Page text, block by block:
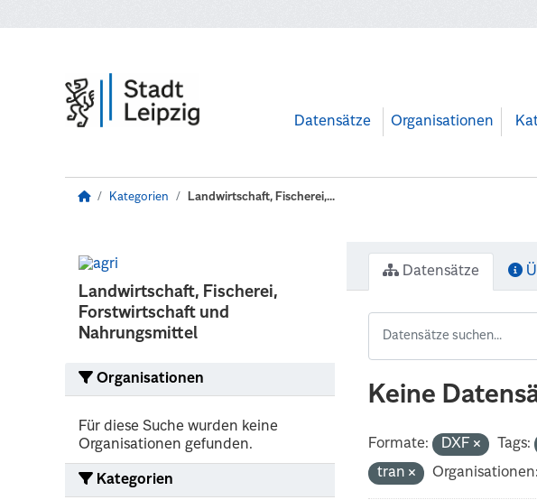
Datensätze Organisationen
Kategorien Landwirtschaft, Fischerei,...
Landwirtschaft, Fischerei,
Forstwirtschaft und
Nahrungsmittel
Organisationen
Für diese Suche wurden keine
Organisationen gefunden.
Kategorien
Datensätze
Keine
Formate: DXF Tags:
tran
Organisationen: